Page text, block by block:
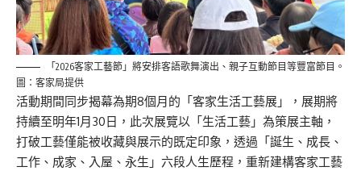
「2026客家工藝節」將安排客語歌舞演出、親子互動節目等豐富節目。
圖：客家局提供
活動期間同步揭幕為期8個月的「客家生活工藝展」，展期將
持續至明年1月30日，此次展覽以「生活工藝」為策展主軸，
打破工藝僅能被收藏與展示的既定印象，透過「誕生、成長、
工作、成家、入屋、永生」六段人生歷程，重新建構客家工藝